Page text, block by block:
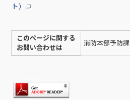
ト）
このページに関する
お問い合わせは
消防本部予防課